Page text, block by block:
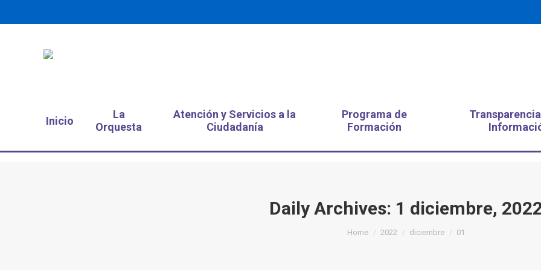
Inicio
La
Orquesta
Atención y Servicios a la
Ciudadanía
Programa de
Formación
Daily Archives: 1 diciembre,
You are here:
Home 2022 diciembre 01